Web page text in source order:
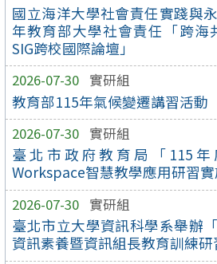
國立海洋大學社會責任實踐與
年教育部大學社會責任「跨海
SIG跨校國際論壇」
2026-07-30 實研組
教育部115年氣候變遷講習活動
2026-07-30 實研組
臺北市政府教育局「115年
Workspace智慧教學應用研習實
2026-07-30 實研組
臺北市立大學資訊科學系舉辦
資訊素養暨資訊組長教育訓練研